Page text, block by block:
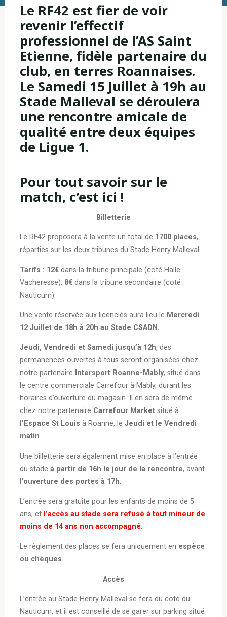
Le RF42 est fier de voir
revenir l’effectif
professionnel de l’AS Saint
Etienne, fidèle partenaire du
club, en terres Roannaises.
Le Samedi 15 Juillet à 19h au
Stade Malleval se déroulera
une rencontre amicale de
qualité entre deux équipes
de Ligue 1.
Pour tout savoir sur le
match, c’est ici !
Billetterie
Le RF42 proposera à la vente un total de 1700 places,
réparties sur les deux tribunes du Stade Henry Malleval.
Tarifs : 12€dans la tribune principale (coté Halle
Vacheresse), 8€dans la tribune secondaire (coté
Nauticum).
Une vente réservée aux licenciés aura lieu le Mercredi
12 Juillet de 18h à 20h au Stade CSADN.
Jeudi, Vendredi et Samedi jusqu’à 12h, des
permanences ouvertes à tous seront organisées chez
notre partenaire Intersport Roanne-Mably, situé dans
le centre commerciale Carrefour à Mably, durant les
horaires d’ouverture du magasin. Il en sera de même
chez notre partenaire Carrefour Marketsitué à
l’Espace St Louis à Roanne, le Jeudi et le Vendredi
matin.
Une billetterie sera également mise en place à l’entrée
du stade à partir de 16h le jour de la rencontre, avant
l’ouverture des portes à 17h.
L’entrée sera gratuite pour les enfants de moins de 5
ans, et l’accès au stade sera refusé à tout mineur de
moins de 14 ans non accompagné.
Le règlement des places se fera uniquement en espèce
ou chèques.
Accès
L’entrée au Stade Henry Malleval se fera du coté du
Nauticum, et il est conseillé de se garer sur parking situé